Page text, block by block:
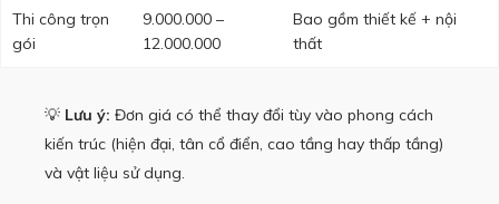
Thi công trọn
gói
9.000.000 –
12.000.000
Bao gồm thiết kế + nội
thất
💡 Lưu ý: Đơn giá có thể thay đổi tùy vào phong cách
kiến trúc (hiện đại, tân cổ điển, cao tầng hay thấp tầng)
và vật liệu sử dụng.